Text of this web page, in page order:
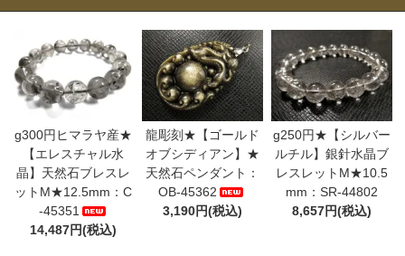
g300円ヒマラヤ産★
【エレスチャル水
晶】天然石ブレスレ
ットM★12.5mm：C
-45351
14,487円(税込)
龍彫刻★【ゴールド
オブシディアン】★
天然石ペンダント：
OB-45362
3,190円(税込)
g250円★【シルバー
ルチル】銀針水晶ブ
レスレットM★10.5
mm：SR-44802
8,657円(税込)